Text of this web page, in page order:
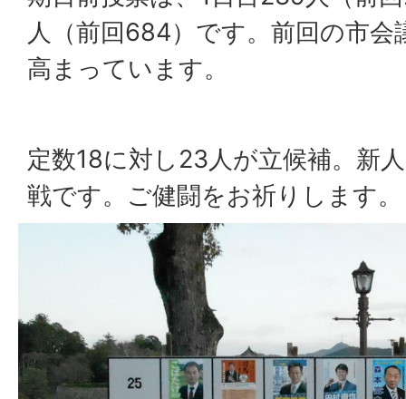
人（前回684）です。前回の市会
高まっています。
定数18に対し23人が立候補。新
戦です。ご健闘をお祈りします。